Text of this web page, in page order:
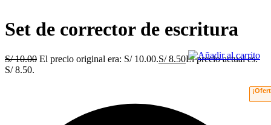
Set de corrector de escritura
S/10.00 El precio original era: S/ 10.00.S/8.50El precio actual es:
S/ 8.50.